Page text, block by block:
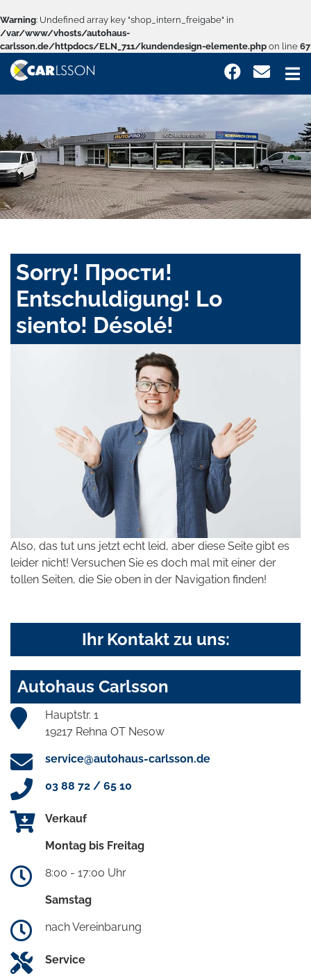
Warning: Undefined array key "shop_intern_freigabe" in
/var/www/vhosts/autohaus-
carlsson.de/httpdocs/ELN_711/kundendesign-elemente.php on line 67
Sorry! Прости!
Entschuldigung! Lo
siento! Désolé!
Also, das tut uns jetzt echt leid, aber diese Seite gibt es
leider nicht! Versuchen Sie es doch mal mit einer der
tollen Seiten, die Sie oben in der Navigation finden!
Ihr Kontakt zu uns:
Autohaus Carlsson
Hauptstr. 1
19217 Rehna OT Nesow
service@autohaus-carlsson.de
03 88 72 / 65 10
Verkauf
Montag bis Freitag
8:00 - 17:00 Uhr
Samstag
nach Vereinbarung
Service